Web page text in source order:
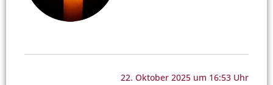
22. Oktober 2025 um 16:53 Uhr